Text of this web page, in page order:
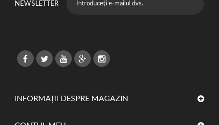
NEWSLETTER
INFORMAȚII DESPRE MAGAZIN